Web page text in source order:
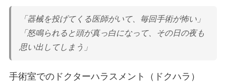
「器械を投げてくる医師がいて、毎回手術が怖い」
「怒鳴られると頭が真っ白になって、その日の夜も
思い出してしまう」
手術室でのドクターハラスメント（ドクハラ）